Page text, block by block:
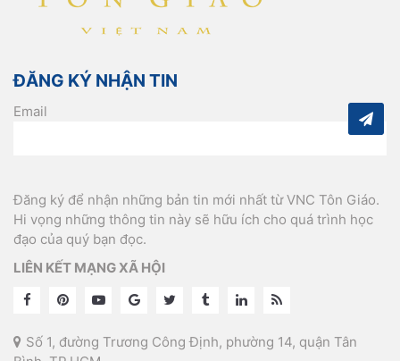
ĐĂNG KÝ NHẬN TIN
Email
Đăng ký để nhận những bản tin mới nhất từ VNC Tôn Giáo.
Hi vọng những thông tin này sẽ hữu ích cho quá trình học
đạo của quý bạn đọc.
LIÊN KẾT MẠNG XÃ HỘI
Số 1, đường Trương Công Định, phường 14, quận Tân